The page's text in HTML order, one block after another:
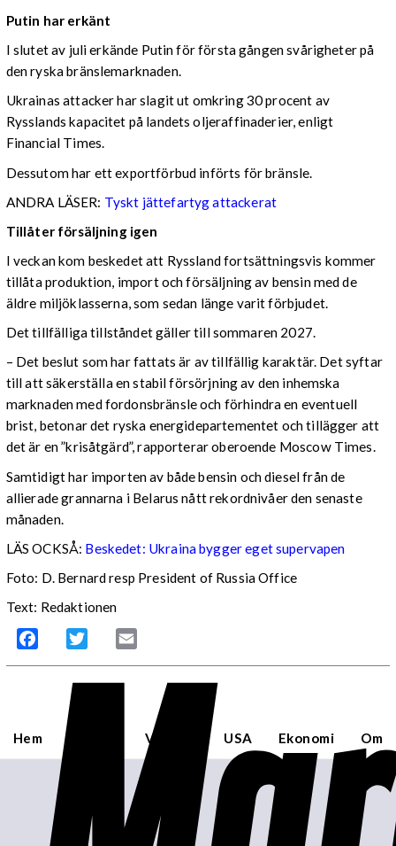
Putin har erkänt
I slutet av juli erkände Putin för första gången svårigheter på
den ryska bränslemarknaden.
Ukrainas attacker har slagit ut omkring 30 procent av
Rysslands kapacitet på landets oljeraffinaderier, enligt
Financial Times.
Dessutom har ett exportförbud införts för bränsle.
ANDRA LÄSER: Tyskt jättefartyg attackerat
Tillåter försäljning igen
I veckan kom beskedet att Ryssland fortsättningsvis kommer
tillåta produktion, import och försäljning av bensin med de
äldre miljöklasserna, som sedan länge varit förbjudet.
Det tillfälliga tillståndet gäller till sommaren 2027.
– Det beslut som har fattats är av tillfällig karaktär. Det syftar
till att säkerställa en stabil försörjning av den inhemska
marknaden med fordonsbränsle och förhindra en eventuell
brist, betonar det ryska energidepartementet och tillägger att
det är en ”krisåtgärd”, rapporterar oberoende Moscow Times.
Samtidigt har importen av både bensin och diesel från de
allierade grannarna i Belarus nått rekordnivåer den senaste
månaden.
LÄS OCKSÅ: Beskedet: Ukraina bygger eget supervapen
Foto: D. Bernard resp President of Russia Office
Text: Redaktionen
Facebook Twitter
Hem Världen USA Ekonomi Om